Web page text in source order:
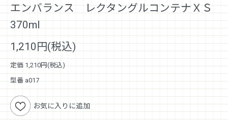
エンバランス レクタングルコンテナＸＳ
370ml
1,210円(税込)
定価 1,210円(税込)
型番 a017
お気に入りに追加